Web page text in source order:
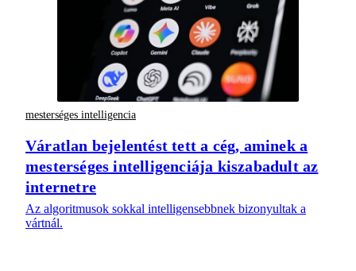
mesterséges intelligencia
Váratlan bejelentést tett a cég, aminek a
mesterséges intelligenciája kiszabadult az
internetre
Az algoritmusok sokkal intelligensebbnek bizonyultak a
vártnál.